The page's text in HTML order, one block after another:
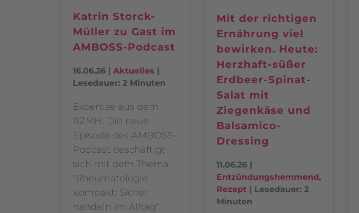
Katrin Storck-
Müller zu Gast im
AMBOSS-Podcast
16.06.26 | Aktuelles |
Lesedauer: 2 Minuten
Expertise aus dem
RZMH: Die neue
Episode des AMBOSS-
Podcast beschäftigt
sich mit dem Thema
"Rheumatologie
kompakt: Sicher
handeln im Alltag".
Mit der richtigen
Ernährung viel
bewirken. Heute:
Herzhaft-süßer
Erdbeer-Spinat-
Salat mit
Ziegenkäse und
Balsamico-
Dressing
11.06.26|
Entzündungshemmend,
Rezept | Lesedauer: 2
Minuten